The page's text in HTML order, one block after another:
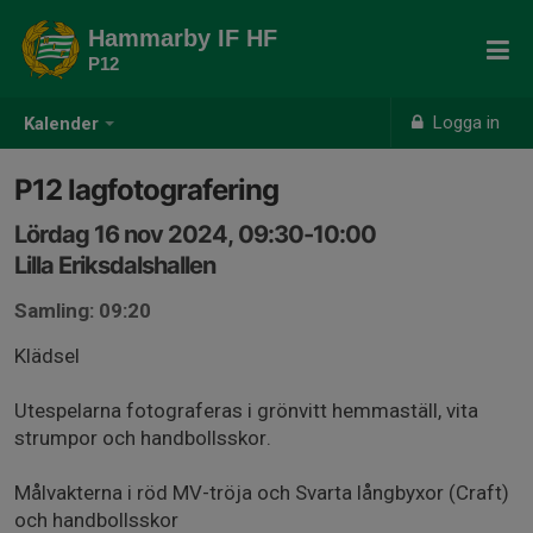
Kalender Logga in
Hammarby IF HF
P12
P12 lagfotografering
Lördag 16 nov 2024, 09:30-10:00
Lilla Eriksdalshallen
Samling: 09:20
Klädsel
Utespelarna fotograferas i grönvitt hemmaställ, vita
strumpor och handbollsskor.
Målvakterna i röd MV-tröja och Svarta långbyxor (Craft)
och handbollsskor